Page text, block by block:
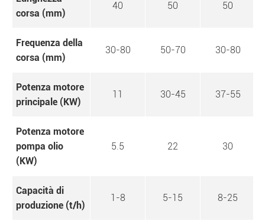
corsa (mm)
40 50 50
Frequenza della
corsa (mm)
30-80 50-70 30-80
Potenza motore
principale (KW)
11 30-45 37-55
Potenza motore
pompa olio
(KW)
5.5 22 30
Capacità di
produzione (t/h)
1-8 5-15 8-25